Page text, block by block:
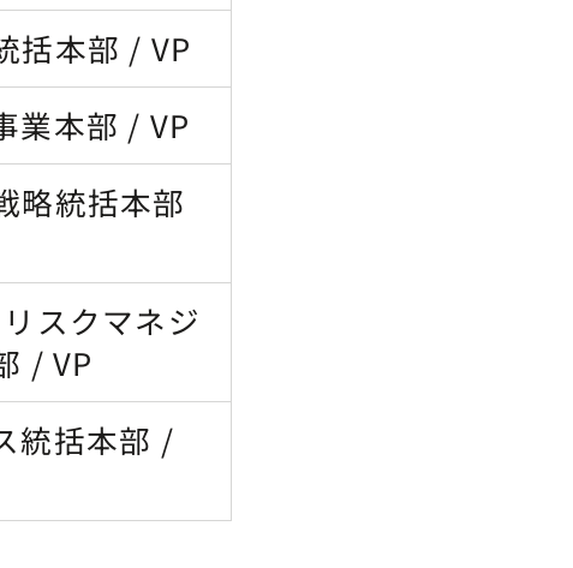
括本部 / VP
業本部 / VP
略統括本部
スクマネジ
/ VP
統括本部 /